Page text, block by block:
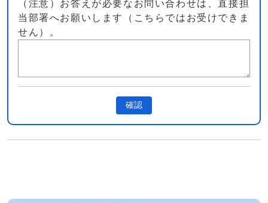
（注意）お答えが必要なお問い合わせは、直接担
当部署へお願いします（こちらではお受けできま
せん）。
確認